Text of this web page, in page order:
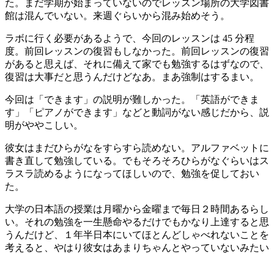
た。まだ学期が始まっていないのでレッスン場所の大学図書
館は混んでいない。来週ぐらいから混み始めそう。
ラボに行く必要があるようで、今回のレッスンは 45 分程
度。前回レッスンの復習もしなかった。前回レッスンの復習
があると思えば、それに備えて家でも勉強するはずなので、
復習は大事だと思うんだけどなあ。まあ強制はするまい。
今回は「できます」の説明が難しかった。「英語ができま
す」「ピアノができます」などと動詞がない感じだから、説
明がややこしい。
彼女はまだひらがなをすらすら読めない。アルファベットに
書き直して勉強している。でもそろそろひらがなぐらいはス
ラスラ読めるようになってほしいので、勉強を促しておい
た。
大学の日本語の授業は月曜から金曜まで毎日２時間あるらし
い。それの勉強を一生懸命やるだけでもかなり上達すると思
うんだけど、１年半日本にいてほとんどしゃべれないことを
考えると、やはり彼女はあまりちゃんとやっていないみたい